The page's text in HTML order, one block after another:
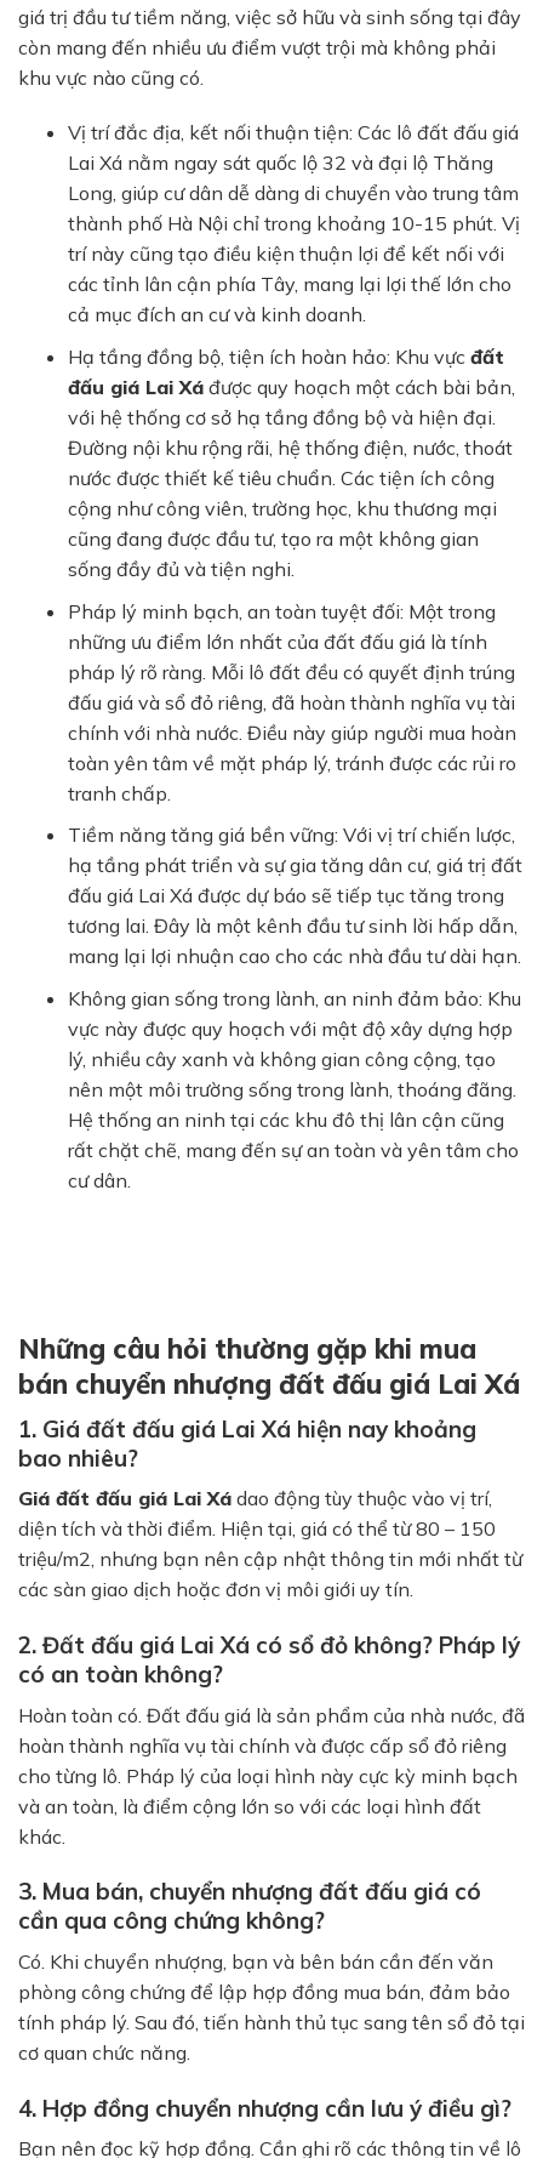
giá trị đầu tư tiềm năng, việc sở hữu và sinh sống tại đây
còn mang đến nhiều ưu điểm vượt trội mà không phải
khu vực nào cũng có.
Vị trí đắc địa, kết nối thuận tiện: Các lô đất đấu giá
Lai Xá nằm ngay sát quốc lộ 32 và đại lộ Thăng
Long, giúp cư dân dễ dàng di chuyển vào trung tâm
thành phố Hà Nội chỉ trong khoảng 10-15 phút. Vị
trí này cũng tạo điều kiện thuận lợi để kết nối với
các tỉnh lân cận phía Tây, mang lại lợi thế lớn cho
cả mục đích an cư và kinh doanh.
Hạ tầng đồng bộ, tiện ích hoàn hảo: Khu vực đất
đấu giá Lai Xáđược quy hoạch một cách bài bản,
với hệ thống cơ sở hạ tầng đồng bộ và hiện đại.
Đường nội khu rộng rãi, hệ thống điện, nước, thoát
nước được thiết kế tiêu chuẩn. Các tiện ích công
cộng như công viên, trường học, khu thương mại
cũng đang được đầu tư, tạo ra một không gian
sống đầy đủ và tiện nghi.
Pháp lý minh bạch, an toàn tuyệt đối: Một trong
những ưu điểm lớn nhất của đất đấu giá là tính
pháp lý rõ ràng. Mỗi lô đất đều có quyết định trúng
đấu giá và sổ đỏ riêng, đã hoàn thành nghĩa vụ tài
chính với nhà nước. Điều này giúp người mua hoàn
toàn yên tâm về mặt pháp lý, tránh được các rủi ro
tranh chấp.
Tiềm năng tăng giá bền vững: Với vị trí chiến lược,
hạ tầng phát triển và sự gia tăng dân cư, giá trị đất
đấu giá Lai Xá được dự báo sẽ tiếp tục tăng trong
tương lai. Đây là một kênh đầu tư sinh lời hấp dẫn,
mang lại lợi nhuận cao cho các nhà đầu tư dài hạn.
Không gian sống trong lành, an ninh đảm bảo: Khu
vực này được quy hoạch với mật độ xây dựng hợp
lý, nhiều cây xanh và không gian công cộng, tạo
nên một môi trường sống trong lành, thoáng đãng.
Hệ thống an ninh tại các khu đô thị lân cận cũng
rất chặt chẽ, mang đến sự an toàn và yên tâm cho
cư dân.
Những câu hỏi thường gặp khi mua
bán chuyển nhượng đất đấu giá Lai Xá
1. Giá đất đấu giá Lai Xá hiện nay khoảng
bao nhiêu?
Giá đất đấu giá Lai Xá dao động tùy thuộc vào vị trí,
diện tích và thời điểm. Hiện tại, giá có thể từ80 – 150
triệu/m2, nhưng bạn nên cập nhật thông tin mới nhất từ
các sàn giao dịch hoặc đơn vị môi giới uy tín.
2. Đất đấu giá Lai Xá có sổ đỏ không? Pháp lý
có an toàn không?
Hoàn toàn có. Đất đấu giá là sản phẩm của nhà nước, đã
hoàn thành nghĩa vụ tài chính và được cấp sổ đỏ riêng
cho từng lô. Pháp lý của loại hình này cực kỳ minh bạch
và an toàn, là điểm cộng lớn so với các loại hình đất
khác.
3. Mua bán, chuyển nhượng đất đấu giá có
cần qua công chứng không?
Có. Khi chuyển nhượng, bạn và bên bán cần đến văn
phòng công chứng để lập hợp đồng mua bán, đảm bảo
tính pháp lý. Sau đó, tiến hành thủ tục sang tên sổ đỏ tại
cơ quan chức năng.
4. Hợp đồng chuyển nhượng cần lưu ý điều gì?
Bạn nên đọc kỹ hợp đồng. Cần ghi rõ các thông tin về lô